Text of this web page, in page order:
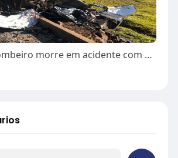
TRAGÉDIA : Bombeiro morre em acidente com caminhão na BR-282